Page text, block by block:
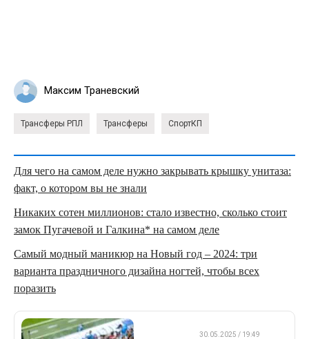
Максим Траневский
Трансферы РПЛ Трансферы СпортКП
Для чего на самом деле нужно закрывать крышку унитаза:
факт, о котором вы не знали
Никаких сотен миллионов: стало известно, сколько стоит
замок Пугачевой и Галкина* на самом деле
Самый модный маникюр на Новый год – 2024: три
варианта праздничного дизайна ногтей, чтобы всех
поразить
30.05.2025 / 19:49